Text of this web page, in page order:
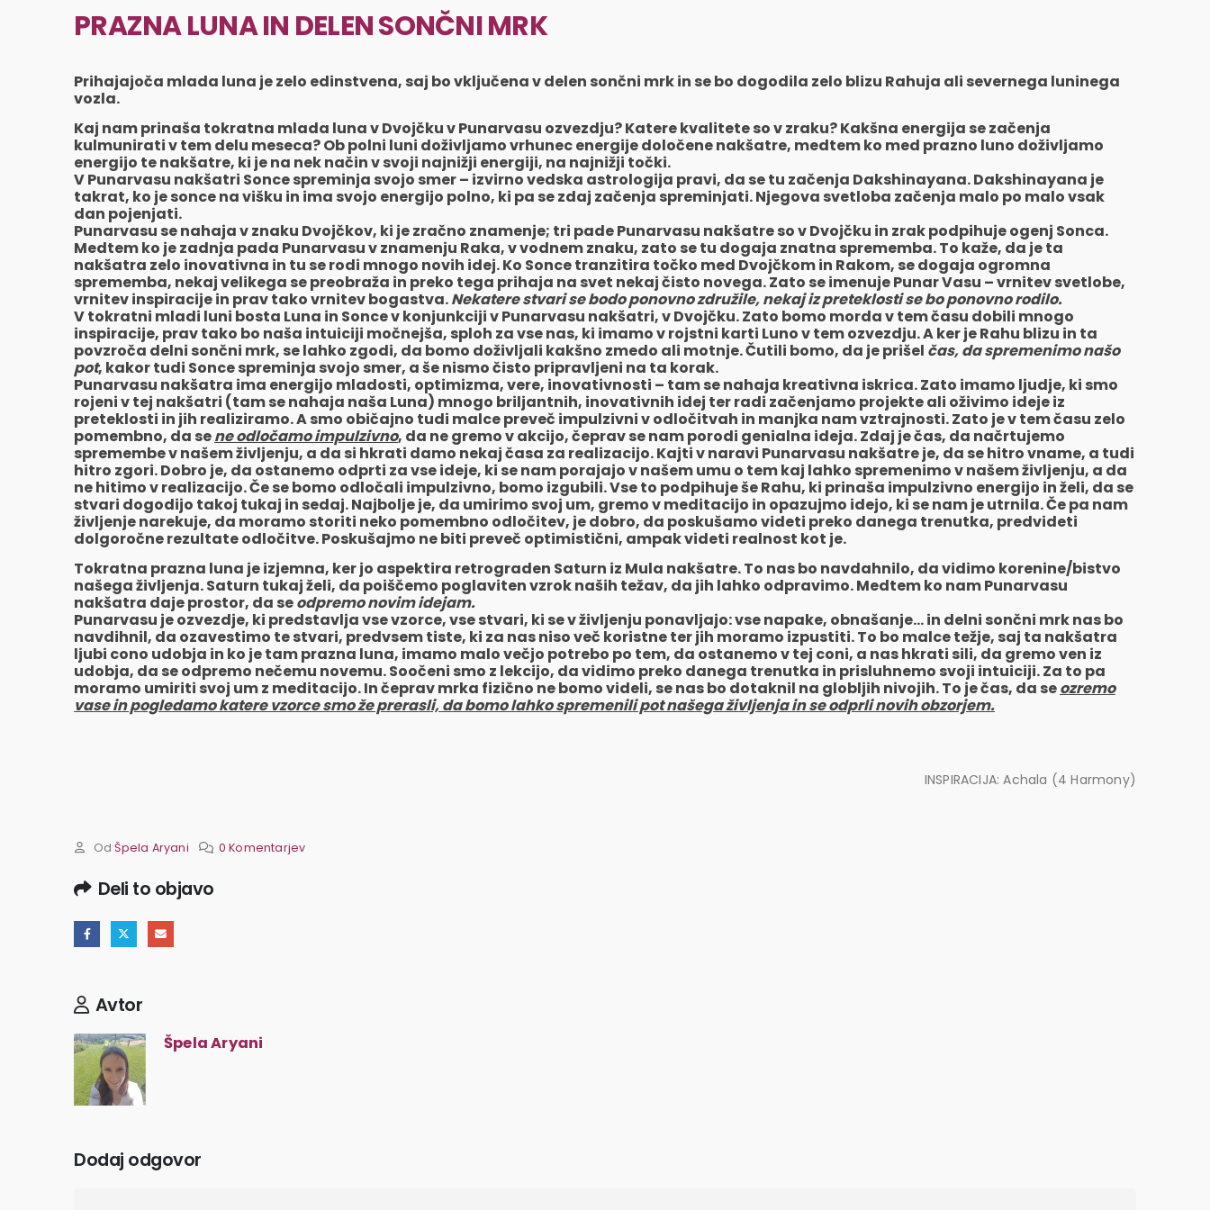
PRAZNA LUNA IN DELEN SONČNI MRK
Prihajajoča mlada luna je zelo edinstvena, saj bo vključena v delen sončni mrk in se bo dogodila zelo blizu Rahuja ali severnega luninega
vozla.
Kaj nam prinaša tokratna mlada luna v Dvojčku v Punarvasu ozvezdju? Katere kvalitete so v zraku? Kakšna energija se začenja
kulmunirati v tem delu meseca? Ob polni luni doživljamo vrhunec energije določene nakšatre, medtem ko med prazno luno doživljamo
energijo te nakšatre, ki je na nek način v svoji najnižji energiji, na najnižji točki.
V Punarvasu nakšatri Sonce spreminja svojo smer – izvirno vedska astrologija pravi, da se tu začenja Dakshinayana. Dakshinayana je
takrat, ko je sonce na višku in ima svojo energijo polno, ki pa se zdaj začenja spreminjati. Njegova svetloba začenja malo po malo vsak
dan pojenjati.
Punarvasu se nahaja v znaku Dvojčkov, ki je zračno znamenje; tri pade Punarvasu nakšatre so v Dvojčku in zrak podpihuje ogenj Sonca.
Medtem ko je zadnja pada Punarvasu v znamenju Raka, v vodnem znaku, zato se tu dogaja znatna sprememba. To kaže, da je ta
nakšatra zelo inovativna in tu se rodi mnogo novih idej. Ko Sonce tranzitira točko med Dvojčkom in Rakom, se dogaja ogromna
sprememba, nekaj velikega se preobraža in preko tega prihaja na svet nekaj čisto novega. Zato se imenuje Punar Vasu – vrnitev svetlobe,
vrnitev inspiracije in prav tako vrnitev bogastva.Nekatere stvari se bodo ponovno združile, nekaj iz preteklosti se bo ponovno rodilo.
V tokratni mladi luni bosta Luna in Sonce v konjunkciji v Punarvasu nakšatri, v Dvojčku. Zato bomo morda v tem času dobili mnogo
inspiracije, prav tako bo naša intuiciji močnejša, sploh za vse nas, ki imamo v rojstni karti Luno v tem ozvezdju. A ker je Rahu blizu in ta
povzroča delni sončni mrk, se lahko zgodi, da bomo doživljali kakšno zmedo ali motnje. Čutili bomo, da je prišel čas, da spremenimo našo
pot, kakor tudi Sonce spreminja svojo smer, a še nismo čisto pripravljeni na ta korak.
Punarvasu nakšatra ima energijo mladosti, optimizma, vere, inovativnosti – tam se nahaja kreativna iskrica. Zato imamo ljudje, ki smo
rojeni v tej nakšatri (tam se nahaja naša Luna) mnogo briljantnih, inovativnih idej ter radi začenjamo projekte ali oživimo ideje iz
preteklosti in jih realiziramo. A smo običajno tudi malce preveč impulzivni v odločitvah in manjka nam vztrajnosti. Zato je v tem času zelo
pomembno, da sene odločamo impulzivno, da ne gremo v akcijo, čeprav se nam porodi genialna ideja. Zdaj je čas, da načrtujemo
spremembe v našem življenju, a da si hkrati damo nekaj časa za realizacijo. Kajti v naravi Punarvasu nakšatre je, da se hitro vname, a tudi
hitro zgori. Dobro je, da ostanemo odprti za vse ideje, ki se nam porajajo v našem umu o tem kaj lahko spremenimo v našem življenju, a da
ne hitimo v realizacijo. Če se bomo odločali impulzivno, bomo izgubili. Vse to podpihuje še Rahu, ki prinaša impulzivno energijo in želi, da se
stvari dogodijo takoj tukaj in sedaj. Najbolje je, da umirimo svoj um, gremo v meditacijo in opazujmo idejo, ki se nam je utrnila. Če pa nam
življenje narekuje, da moramo storiti neko pomembno odločitev, je dobro, da poskušamo videti preko danega trenutka, predvideti
dolgoročne rezultate odločitve. Poskušajmo ne biti preveč optimistični, ampak videti realnost kot je.
Tokratna prazna luna je izjemna, ker jo aspektira retrograden Saturn iz Mula nakšatre. To nas bo navdahnilo, da vidimo korenine/bistvo
našega življenja. Saturn tukaj želi, da poiščemo poglaviten vzrok naših težav, da jih lahko odpravimo. Medtem ko nam Punarvasu
nakšatra daje prostor, da seodpremo novim idejam.
Punarvasu je ozvezdje, ki predstavlja vse vzorce, vse stvari, ki se v življenju ponavljajo: vse napake, obnašanje… in delni sončni mrk nas bo
navdihnil, da ozavestimo te stvari, predvsem tiste, ki za nas niso več koristne ter jih moramo izpustiti. To bo malce težje, saj ta nakšatra
ljubi cono udobja in ko je tam prazna luna, imamo malo večjo potrebo po tem, da ostanemo v tej coni, a nas hkrati sili, da gremo ven iz
udobja, da se odpremo nečemu novemu. Soočeni smo z lekcijo, da vidimo preko danega trenutka in prisluhnemo svoji intuiciji. Za to pa
moramo umiriti svoj um z meditacijo. In čeprav mrka fizično ne bomo videli, se nas bo dotaknil na globljih nivojih. To je čas, da seozremo
vase in pogledamo katere vzorce smo že prerasli, da bomo lahko spremenili pot našega življenja in se odprli novih obzorjem.
INSPIRACIJA: Achala (4 Harmony)
Od Špela Aryani 0 Komentarjev
Deli to objavo
Avtor
Špela Aryani
Dodaj odgovor